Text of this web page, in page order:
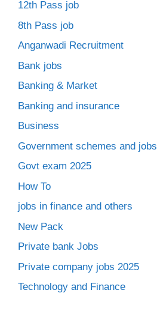
12th Pass job
8th Pass job
Anganwadi Recruitment
Bank jobs
Banking & Market
Banking and insurance
Business
Government schemes and jobs
Govt exam 2025
How To
jobs in finance and others
New Pack
Private bank Jobs
Private company jobs 2025
Technology and Finance